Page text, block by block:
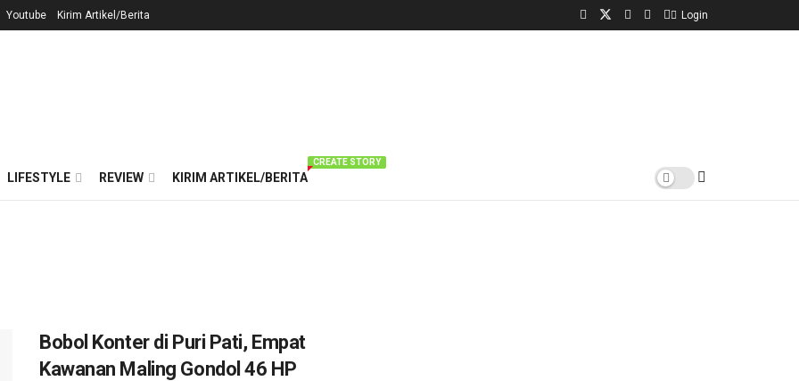
Youtube Kirim Artikel/Berita Login
LIFESTYLE REVIEW KIRIM ARTIKEL/BERITA
CREATE STORY
Bobol Konter di Puri Pati, Empat
Kawanan Maling Gondol 46 HP